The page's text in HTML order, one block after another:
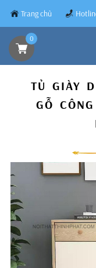
Trang chủ
0839.8899.79
0
TỦ GIÀY
GỖ